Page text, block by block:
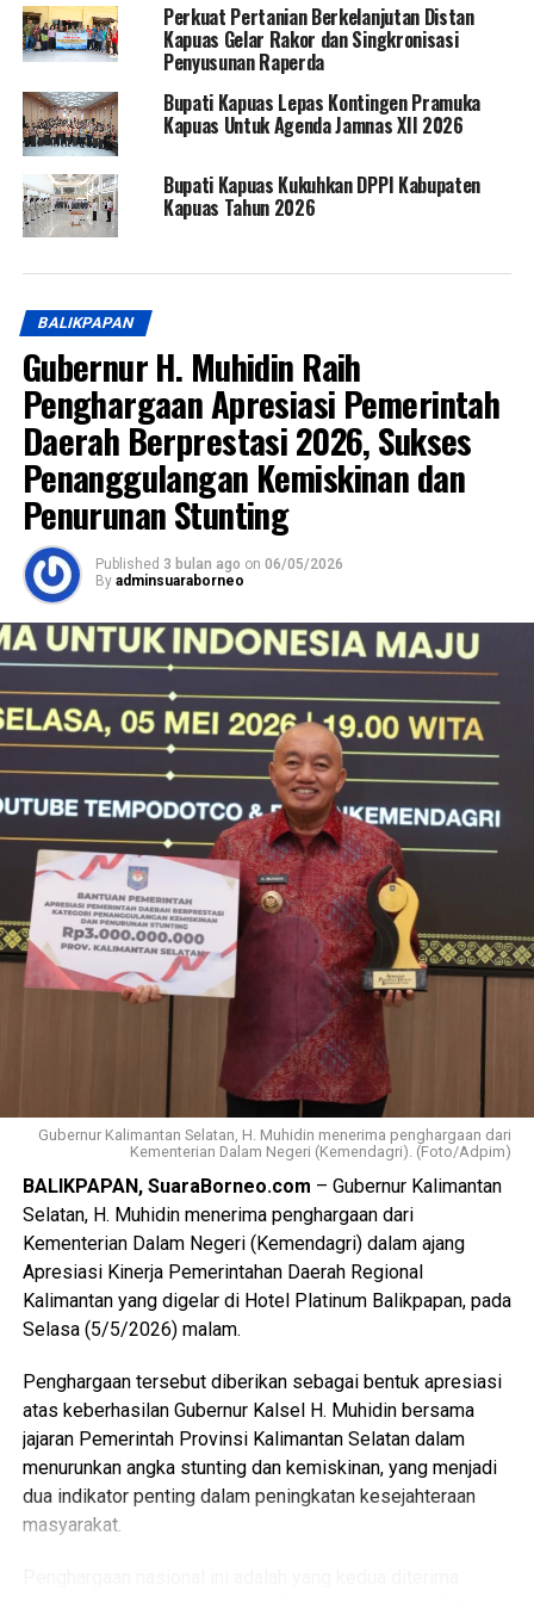
Perkuat Pertanian Berkelanjutan Distan
Kapuas Gelar Rakor dan Singkronisasi
Penyusunan Raperda
Bupati Kapuas Lepas Kontingen Pramuka
Kapuas Untuk Agenda Jamnas XII 2026
Bupati Kapuas Kukuhkan DPPI Kabupaten
Kapuas Tahun 2026
BALIKPAPAN
Gubernur H. Muhidin Raih
Penghargaan Apresiasi Pemerintah
Daerah Berprestasi 2026, Sukses
Penanggulangan Kemiskinan dan
Penurunan Stunting
Published 3 bulan ago on 06/05/2026
By adminsuaraborneo
Gubernur Kalimantan Selatan, H. Muhidin menerima penghargaan dari
Kementerian Dalam Negeri (Kemendagri). (Foto/Adpim)
BALIKPAPAN, SuaraBorneo.com – Gubernur Kalimantan
Selatan, H. Muhidin menerima penghargaan dari
Kementerian Dalam Negeri (Kemendagri) dalam ajang
Apresiasi Kinerja Pemerintahan Daerah Regional
Kalimantan yang digelar di Hotel Platinum Balikpapan, pada
Selasa (5/5/2026) malam.
Penghargaan tersebut diberikan sebagai bentuk apresiasi
atas keberhasilan Gubernur Kalsel H. Muhidin bersama
jajaran Pemerintah Provinsi Kalimantan Selatan dalam
menurunkan angka stunting dan kemiskinan, yang menjadi
dua indikator penting dalam peningkatan kesejahteraan
masyarakat.